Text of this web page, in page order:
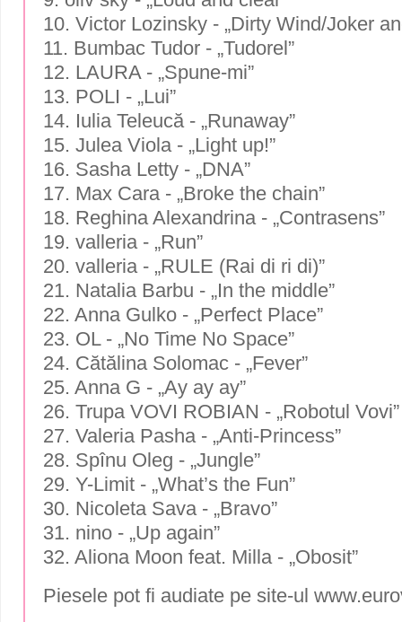
10. Victor Lozinsky - „Dirty Wind/Joker
11. Bumbac Tudor - „Tudorel”
12. LAURA - „Spune-mi”
13. POLI - „Lui”
14. Iulia Teleucă - „Runaway”
15. Julea Viola - „Light up!”
16. Sasha Letty - „DNA”
17. Max Cara - „Broke the chain”
18. Reghina Alexandrina - „Contrasens”
19. valleria - „Run”
20. valleria - „RULE (Rai di ri di)”
21. Natalia Barbu - „In the middle”
22. Anna Gulko - „Perfect Place”
23. OL - „No Time No Space”
24. Cătălina Solomac - „Fever”
25. Anna G - „Ay ay ay”
26. Trupa VOVI ROBIAN - „Robotul Vovi”
27. Valeria Pasha - „Anti-Princess”
28. Spînu Oleg - „Jungle”
29. Y-Limit - „What’s the Fun”
30. Nicoleta Sava - „Bravo”
31. nino - „Up again”
32. Aliona Moon feat. Milla - „Obosit”
Piesele pot fi audiate pe site-ul